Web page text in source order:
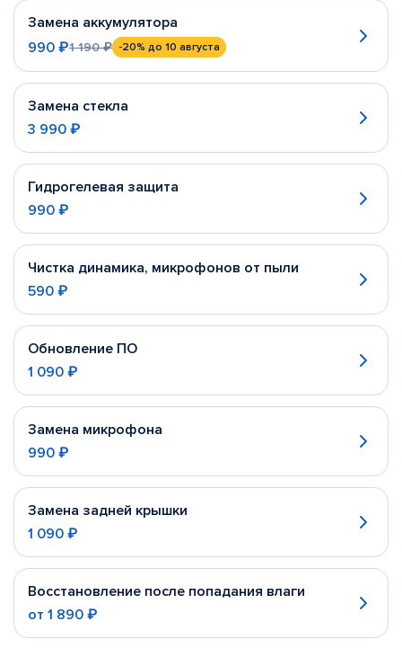
Замена аккумулятора
990 ₽1 190 ₽ -20% до 10 августа
Замена стекла
3 990 ₽
Гидрогелевая защита
990 ₽
Чистка динамика, микрофонов от пыли
590 ₽
Обновление ПО
1 090 ₽
Замена микрофона
990 ₽
Замена задней крышки
1 090 ₽
Восстановление после попадания влаги
от 1 890 ₽